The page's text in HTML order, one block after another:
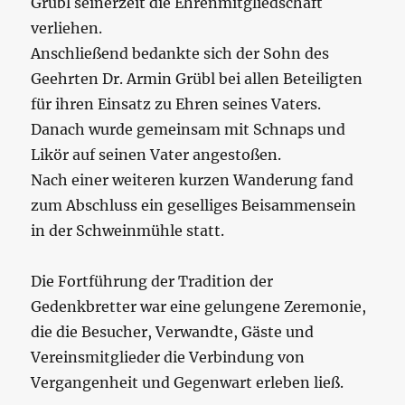
verliehen.
Anschließend bedankte sich der Sohn des
Geehrten Dr. Armin Grübl bei allen Beteiligten
für ihren Einsatz zu Ehren seines Vaters.
Danach wurde gemeinsam mit Schnaps und
Likör auf seinen Vater angestoßen.
Nach einer weiteren kurzen Wanderung fand
zum Abschluss ein geselliges Beisammensein
in der Schweinmühle statt.
Die Fortführung der Tradition der
Gedenkbretter war eine gelungene Zeremonie,
die die Besucher, Verwandte, Gäste und
Vereinsmitglieder die Verbindung von
Vergangenheit und Gegenwart erleben ließ.